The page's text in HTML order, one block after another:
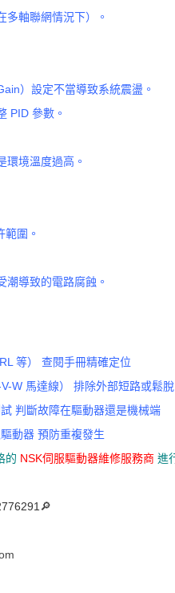
多軸聯網情況下）。
）設定不當導致系統震盪。
PID 參數。
環境溫度過高。
圍。
潮導致的電路腐蝕。
等） 查閱手冊精確定位
W 馬達線） 排除外部短路或鬆脫
判斷故障在驅動器還是機械端
動器 預防重複發生
的 NSK伺服驅動器維修服務商 進